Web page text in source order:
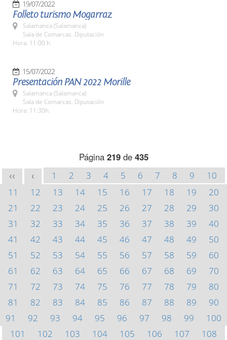
19/07/2022
Folleto turismo Mogarraz
Salamanca (Salamanca)
Sala de Comarcas. Diputación
Hora: 11:00 h.
15/07/2022
Presentación PAN 2022 Morille
Salamanca (Salamanca)
Sala de Comarcas. Diputación
Hora: 11:30h.
Página 219de 435
<< < 1 2 3 4 5 6 7 8 9
10
11
12 13 14 15 16 17 18 19
20
21
22 23 24 25 26 27 28 29
30
31
32 33 34 35 36 37 38 39
40
41
42 43 44 45 46 47 48 49
50
51
52 53 54 55 56 57 58 59
60
61
62 63 64 65 66 67 68 69
70
71
72 73 74 75 76 77 78 79
80
81
82 83 84 85 86 87 88 89
90
91
92 93 94 95 96 97 98 99
100
101
102 103 104 105 106 107
108